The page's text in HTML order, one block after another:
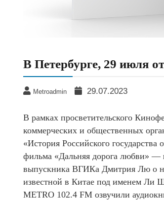
В Петербурге, 29 июля
Metroadmin 29.07.2023
В рамках просветительского
коммерческих и общественных
«История Российского
фильма «Дальняя дорога любви» —
выпускника ВГИКа Дмитрия Лю о
известной в Китае под именем Ли
METRO 102.4 FM озвучили